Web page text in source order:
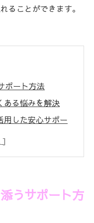
ることができます。
ポート方法
ある悩みを解決
用した安心サポー
うサポート方